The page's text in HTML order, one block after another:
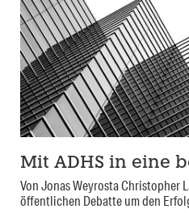
Mit ADHS in eine
Von Jonas Weyrosta Christopher
öffentlichen Debatte um den